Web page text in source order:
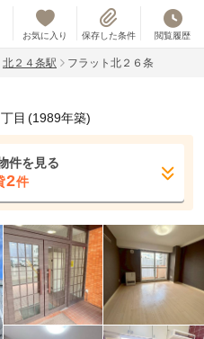
お気に入り 保存した条件 閲覧履歴
北２４条駅 フラット北２６条
目 (1989年築)
件を見る
2件